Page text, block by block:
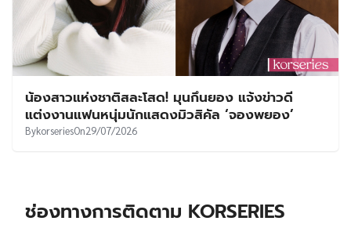
น้องสาวแห่งชาติสละโสด! มุนกึนยอง แจ้งข่าวดี
แต่งงานแฟนหนุ่มนักแสดงมิวสิคัล ‘จองพยอง’
BykorseriesOn29/07/2026
ช่องทางการติดตาม KORSERIES